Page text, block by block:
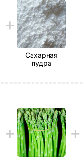
Сахарная
пудра